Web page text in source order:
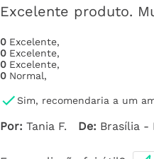
Excelente produto.
0 Excelente,
0 Excelente,
0 Excelente,
0 Normal,
Sim, recomendaria a um
Por: Tania F. De: Brasília -